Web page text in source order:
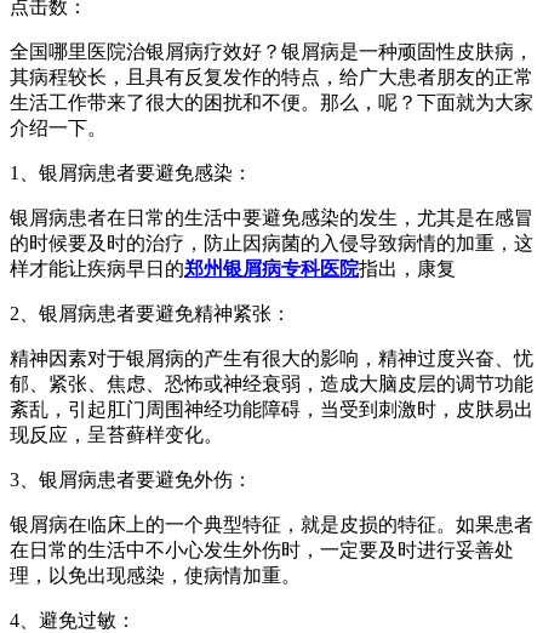
点击数：
全国哪里医院治银屑病疗效好？银屑病是一种顽固性皮肤病，
其病程较长，且具有反复发作的特点，给广大患者朋友的正常
生活工作带来了很大的困扰和不便。那么，呢？下面就为大家
介绍一下。
1、银屑病患者要避免感染：
银屑病患者在日常的生活中要避免感染的发生，尤其是在感冒
的时候要及时的治疗，防止因病菌的入侵导致病情的加重，这
样才能让疾病早日的郑州银屑病专科医院指出，康复
2、银屑病患者要避免精神紧张：
精神因素对于银屑病的产生有很大的影响，精神过度兴奋、忧
郁、紧张、焦虑、恐怖或神经衰弱，造成大脑皮层的调节功能
紊乱，引起肛门周围神经功能障碍，当受到刺激时，皮肤易出
现反应，呈苔藓样变化。
3、银屑病患者要避免外伤：
银屑病在临床上的一个典型特征，就是皮损的特征。如果患者
在日常的生活中不小心发生外伤时，一定要及时进行妥善处
理，以免出现感染，使病情加重。
4、避免过敏：